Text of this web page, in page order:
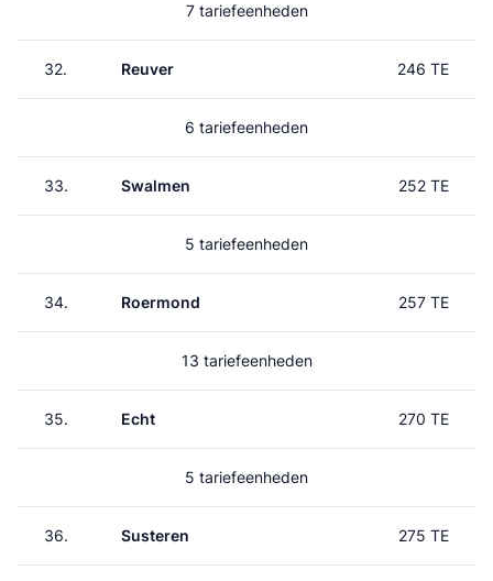
7 tariefeenheden
32. Reuver 246 TE
6 tariefeenheden
33. Swalmen 252 TE
5 tariefeenheden
34. Roermond 257 TE
13 tariefeenheden
35. Echt 270 TE
5 tariefeenheden
36. Susteren 275 TE